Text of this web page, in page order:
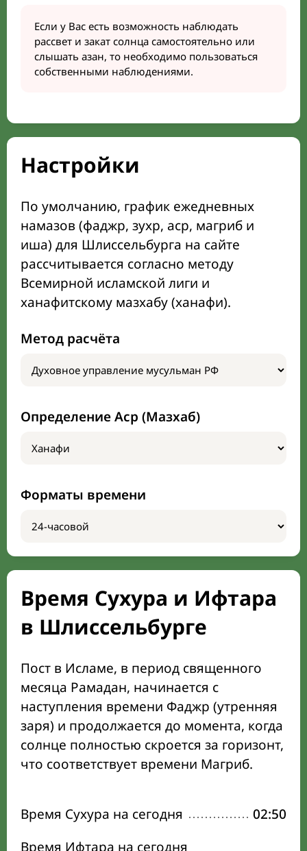
Если у Вас есть возможность наблюдать
рассвет и закат солнца самостоятельно или
слышать азан, то необходимо пользоваться
собственными наблюдениями.
Настройки
По умолчанию, график ежедневных
намазов (фаджр, зухр, аср, магриб и
иша) для Шлиссельбурга на сайте
рассчитывается согласно методу
Всемирной исламской лиги и
ханафитскому мазхабу (ханафи).
Метод расчёта
Определение Аср (Мазхаб)
Форматы времени
Время Сухура и Ифтара
в Шлиссельбурге
Пост в Исламе, в период священного
месяца Рамадан, начинается с
наступления времени Фаджр (утренняя
заря) и продолжается до момента, когда
солнце полностью скроется за горизонт,
что соответствует времени Магриб.
Время Сухура на сегодня
02:50
Время Ифтара на сегодня